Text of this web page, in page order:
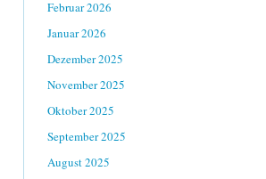
Februar 2026
Januar 2026
Dezember 2025
November 2025
Oktober 2025
September 2025
August 2025